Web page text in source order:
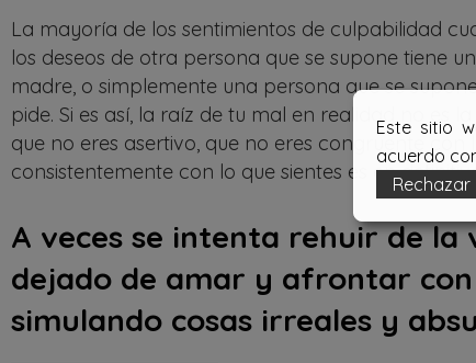
La mayoría de los sentimientos de culpabilidad
los deseos de otra persona que se supone tiene
madre, o simplemente una persona que se
pide. Si es así, la raíz de tu mal en realidad no es
que no eres asertivo, que no eres congruente con
consistentemente con lo que sientes es en
A veces se intenta rehuir de
dejado de amar y afrontar
simulando cosas irreales y
Este sitio
acuerdo
Rechazar